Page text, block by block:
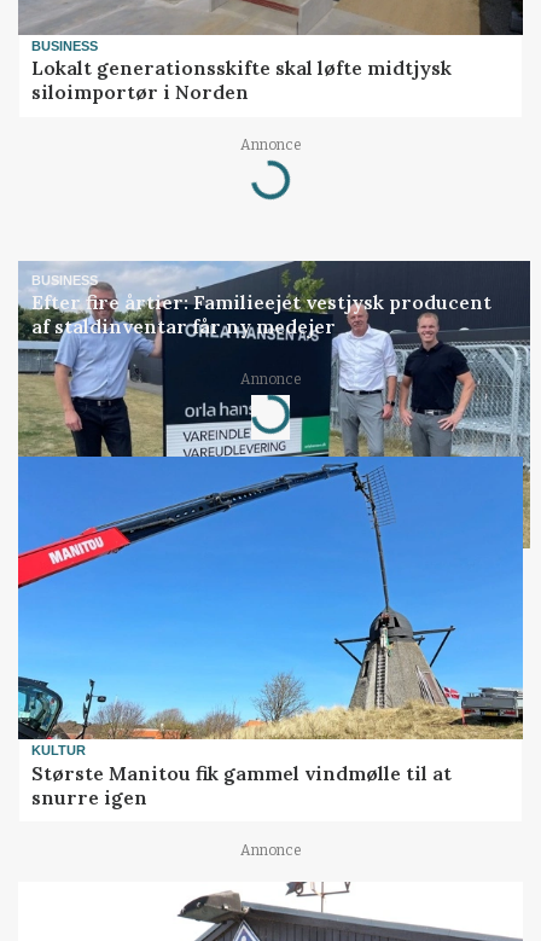
BUSINESS
Lokalt generationsskifte skal løfte midtjysk
siloimportør i Norden
Annonce
Loading...
BUSINESS
Efter fire årtier: Familieejet vestjysk producent
af staldinventar får ny medejer
Annonce
Loading...
KULTUR
Største Manitou fik gammel vindmølle til at
snurre igen
Annonce